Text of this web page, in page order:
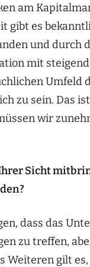
am
gibt es
und durch
mit
Umfeld
zu sein. Das
wir
Sicht
dass das
zu treffen,
Weiteren gilt